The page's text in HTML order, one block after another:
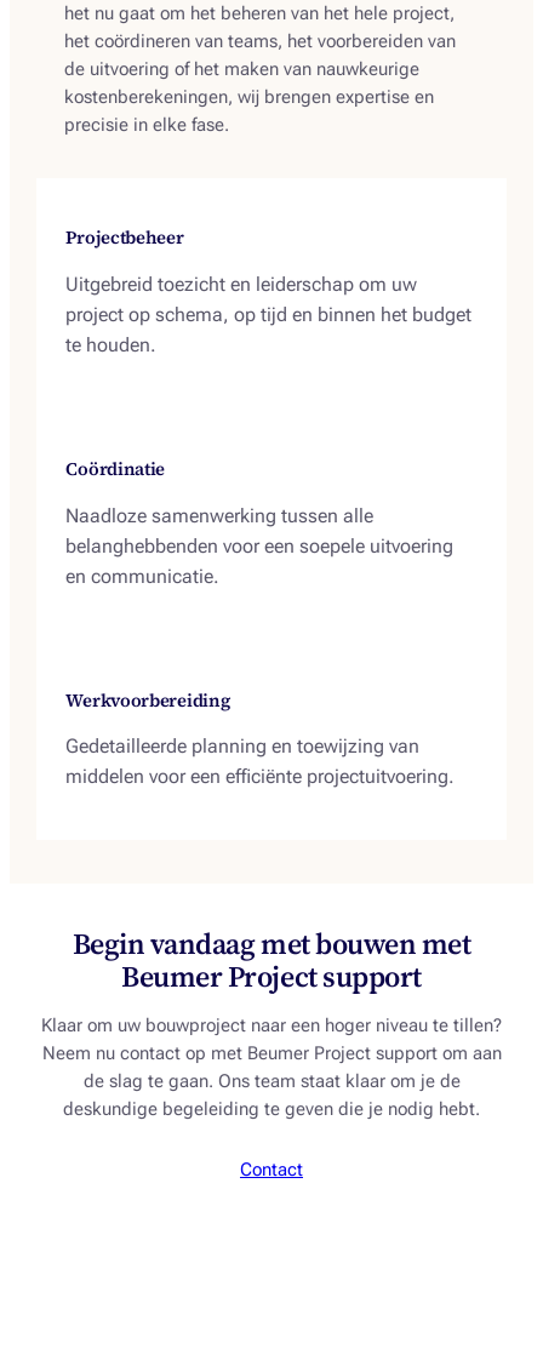
het nu gaat om het beheren van het hele project,
het coördineren van teams, het voorbereiden van
de uitvoering of het maken van nauwkeurige
kostenberekeningen, wij brengen expertise en
precisie in elke fase.
Projectbeheer
Uitgebreid toezicht en leiderschap om uw
project op schema, op tijd en binnen het budget
te houden.
Coördinatie
Naadloze samenwerking tussen alle
belanghebbenden voor een soepele uitvoering
en communicatie.
Werkvoorbereiding
Gedetailleerde planning en toewijzing van
middelen voor een efficiënte projectuitvoering.
Begin vandaag met bouwen met
Beumer Project support
Klaar om uw bouwproject naar een hoger niveau te tillen?
Neem nu contact op met Beumer Project support om aan
de slag te gaan. Ons team staat klaar om je de
deskundige begeleiding te geven die je nodig hebt.
Contact